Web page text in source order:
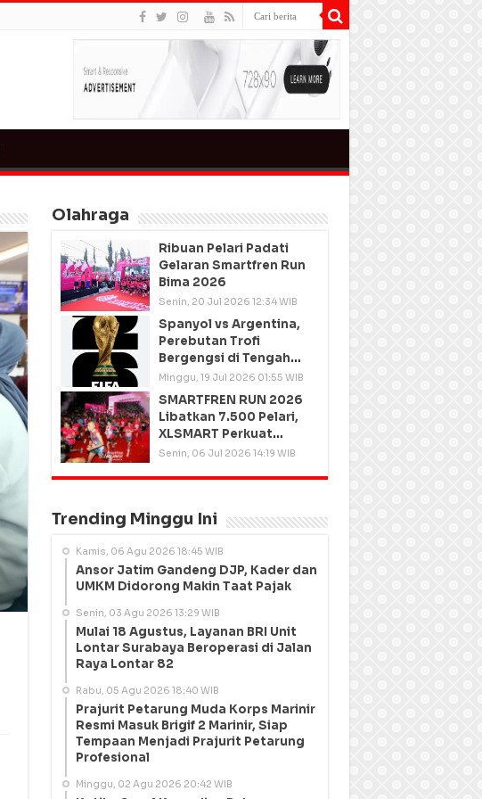
Olahraga
Ribuan Pelari Padati
Gelaran Smartfren Run
Bima 2026
Senin, 20 Jul 2026 12:34 WIB
Spanyol vs Argentina,
Perebutan Trofi
Bergengsi di Tengah
Semangat Persatuan
Minggu, 19 Jul 2026 01:55 WIB
SMARTFREN RUN 2026
Libatkan 7.500 Pelari,
XLSMART Perkuat
Kedekatan dengan
Senin, 06 Jul 2026 14:19 WIB
Trending Minggu Ini
Kamis, 06 Agu 2026 18:45 WIB
Ansor Jatim Gandeng DJP, Kader dan
UMKM Didorong Makin Taat Pajak
Senin, 03 Agu 2026 13:29 WIB
Mulai 18 Agustus, Layanan BRI Unit
Lontar Surabaya Beroperasi di Jalan
Raya Lontar 82
Rabu, 05 Agu 2026 18:40 WIB
Prajurit Petarung Muda Korps Marinir
Resmi Masuk Brigif 2 Marinir, Siap
Tempaan Menjadi Prajurit Petarung
Profesional
Minggu, 02 Agu 2026 20:42 WIB